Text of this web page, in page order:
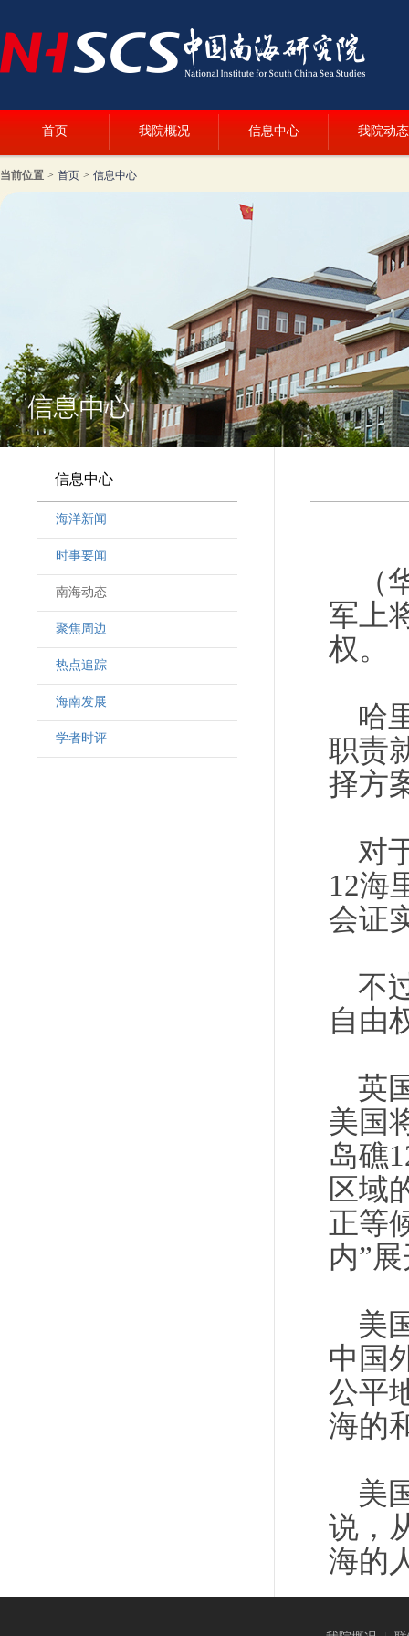
首页 我院概况 信息中心 我院动态
当前位置 > 首页 > 信息中心
信息中心
海洋新闻
时事要闻
南海动态
聚焦周边
热点追踪
海南发展
学者时评
军上
权。
哈
职责
择方
对
12海
会证
不
自由
英
美国
岛礁
区域
正等
内”
美
中国
公平
海的
美
说，
海的